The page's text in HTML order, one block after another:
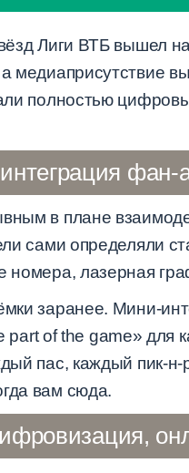
Лиги ВТБ вышел
медиаприсутствие
полностью
в плане
сами определяли
номера, лазерная
заранее. Мини-
part of the game»
пас, каждый пик-
вам сюда.